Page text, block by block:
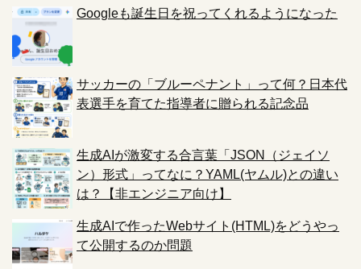
Googleも誕生日を祝ってくれるようになった
サッカーの「ブルーペナント」って何？日本代
表選手を育てた指導者に贈られる記念品
生成AIが激変する合言葉「JSON（ジェイソ
ン）形式」ってなに？YAML(ヤムル)との違い
は？【非エンジニア向け】
生成AIで作ったWebサイト(HTML)をどうやっ
て公開するのか問題